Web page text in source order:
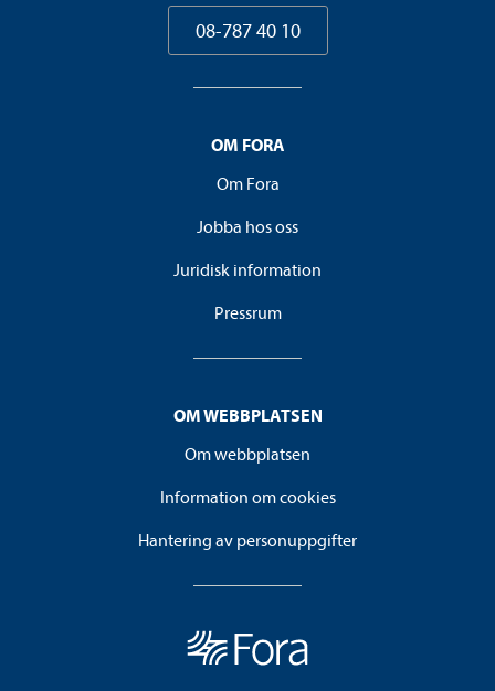
08-787 40 10
OM FORA
Om Fora
Jobba hos oss
Juridisk information
Pressrum
OM WEBBPLATSEN
Om webbplatsen
Information om cookies
Hantering av personuppgifter